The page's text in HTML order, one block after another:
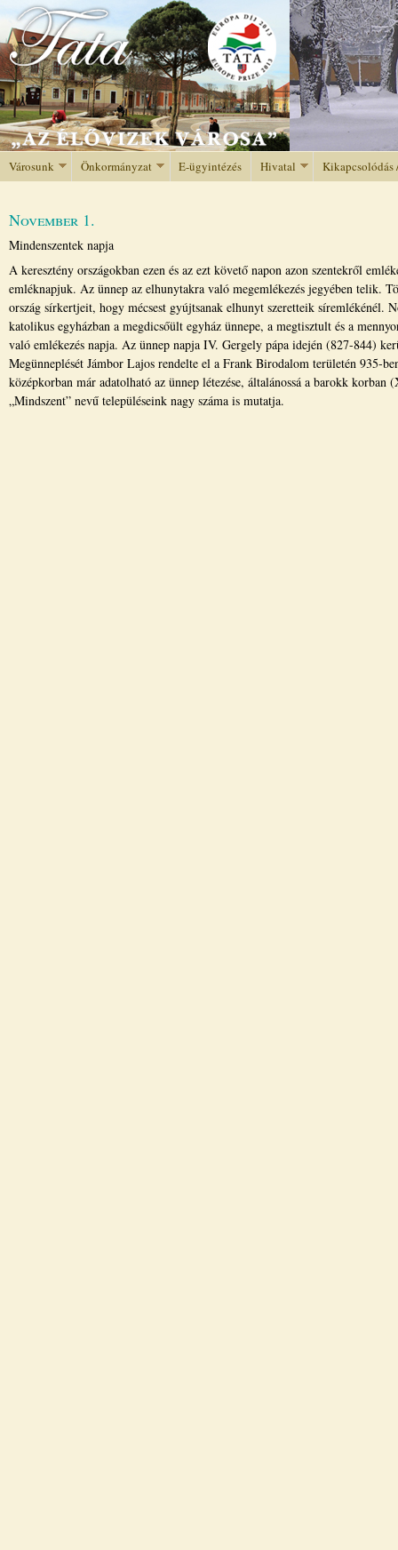
Jump to navigation
Városunk Önkormányzat E-ügyintézés Hivatal Kikapcsolódás
November 1.
Mindenszentek napja
A keresztény országokban ezen és az ezt követő napon azon szentekről
emléknapjuk. Az ünnep az elhunytakra való megemlékezés jegyében telik.
ország sírkertjeit, hogy mécsest gyújtsanak elhunyt szeretteik síremlékénél.
katolikus egyházban a megdicsőült egyház ünnepe, a megtisztult és a
való emlékezés napja. Az ünnep napja IV. Gergely pápa idején (827-844)
Megünneplését Jámbor Lajos rendelte el a Frank Birodalom területén 935-
középkorban már adatolható az ünnep létezése, általánossá a barokk
„Mindszent” nevű településeink nagy száma is mutatja.